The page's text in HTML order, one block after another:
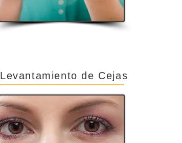
Levantamiento de Cejas